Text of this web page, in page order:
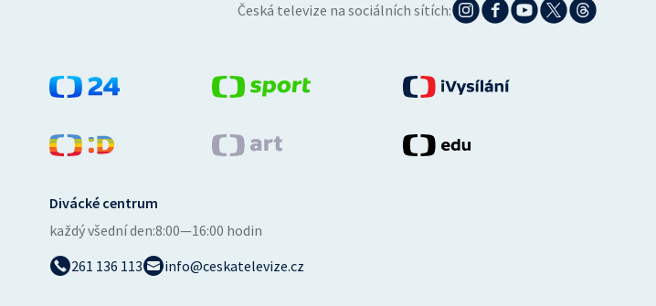
Česká televize na sociálních sítích:
Divácké centrum
každý všední den:8:00—16:00 hodin
261 136 113
info@ceskatelevize.cz